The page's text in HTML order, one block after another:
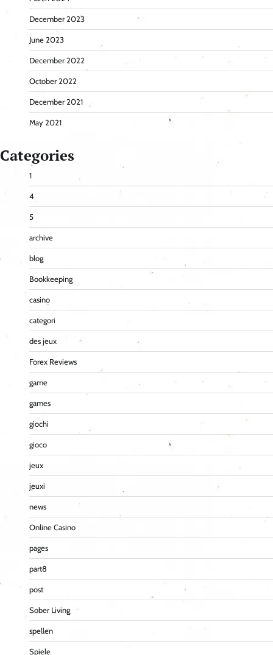
December 2023
June 2023
December 2022
October 2022
December 2021
May 2021
Categories
1
4
5
archive
blog
Bookkeeping
casino
categori
des jeux
Forex Reviews
game
games
giochi
gioco
jeux
jeuxi
news
Online Casino
pages
part8
post
Sober Living
spellen
Spiele